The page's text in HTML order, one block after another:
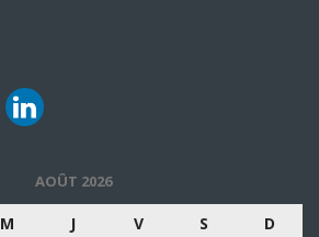
AOÛT 2026
M J V S D